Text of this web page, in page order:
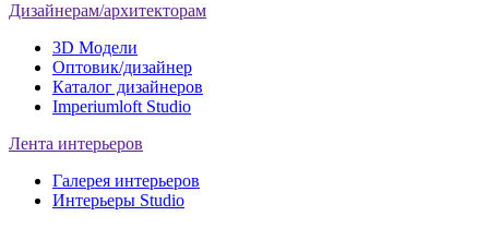
Дизайнерам/архитекторам
3D Модели
Оптовик/дизайнер
Каталог дизайнеров
Imperiumloft Studio
Лента интерьеров
Галерея интерьеров
Интерьеры Studio